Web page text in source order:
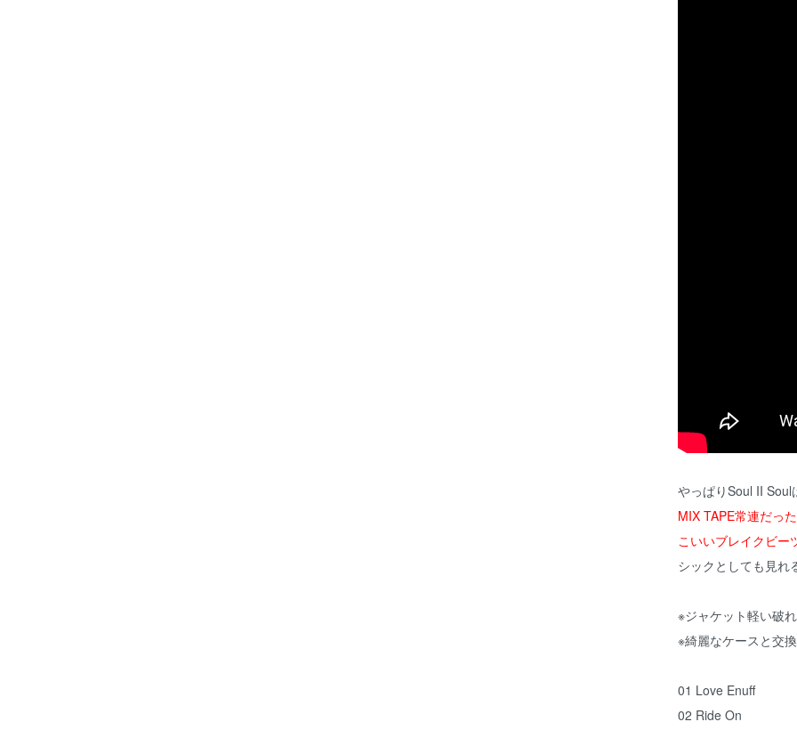
やっぱりSoul II Soul
MIX TAPE常連だっ
こいいブレイクビー
シックとしても見れ
※ジャケット軽い破
※綺麗なケースと交
01 Love Enuff
02 Ride On